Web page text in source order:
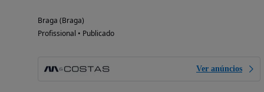
Braga (Braga)
Profissional • Publicado
Ver anúncios